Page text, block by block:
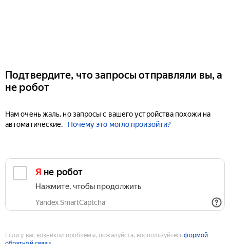
Подтвердите, что запросы отправляли вы, а
не робот
Нам очень жаль, но запросы с вашего устройства похожи на
автоматические.
Почему это могло произойти?
Я не робот
Нажмите, чтобы продолжить
Yandex SmartCaptcha
Если у вас возникли проблемы, пожалуйста, воспользуйтесьформой